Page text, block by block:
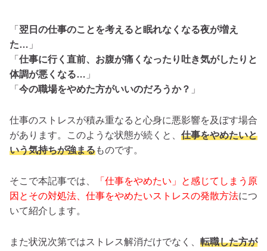
「 翌日の仕事のことを考えると眠れなくなる夜が増え
た… 」
「 仕事に行く直前、お腹が痛くなったり吐き気がしたりと
体調が悪くなる… 」
「 今の職場をやめた方がいいのだろうか？ 」
仕事のストレスが積み重なると心身に悪影響を及ぼす場合
があります。このような状態が続くと、 仕事をやめたいと
いう気持ちが強まるものです。
そこで本記事では、
「仕事をやめたい」と感じてしまう原
因とその対処法、仕事をやめたいストレスの発散方法につ
いて紹介します。
また状況次第ではストレス解消だけでなく、 転職した方が